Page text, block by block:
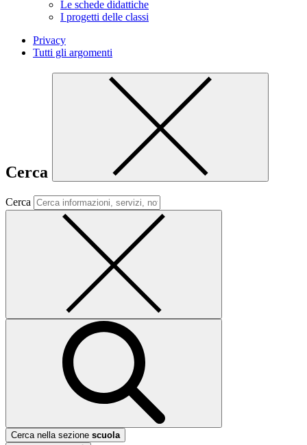
Le schede didattiche
I progetti delle classi
Privacy
Tutti gli argomenti
Cerca
Cerca
Cerca nella sezione scuola